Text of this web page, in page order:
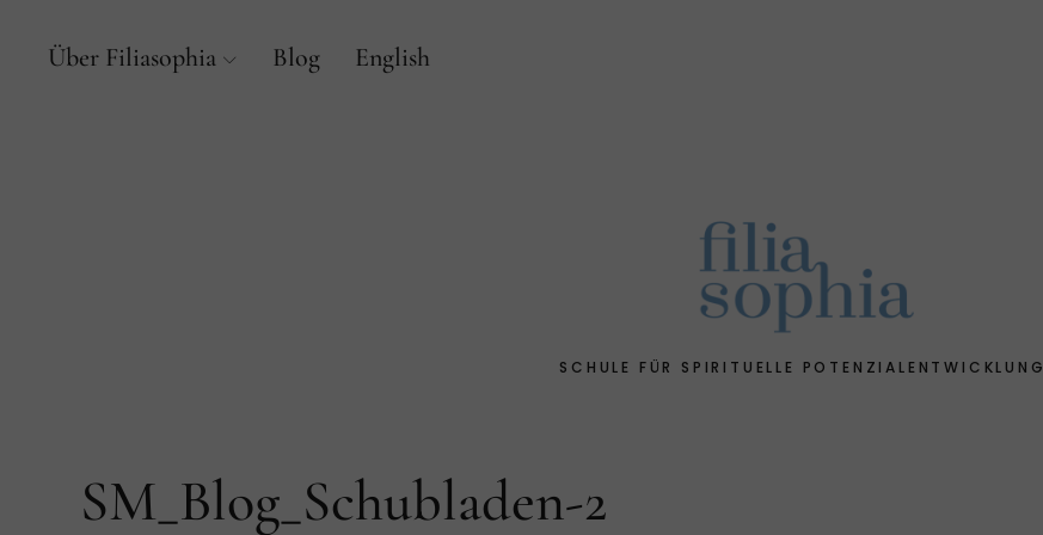
Über Filiasophia Blog English
SCHULE FÜR SPIRITUELLE POTENZIALENTWICKLUNG
SM_Blog_Schubladen-2